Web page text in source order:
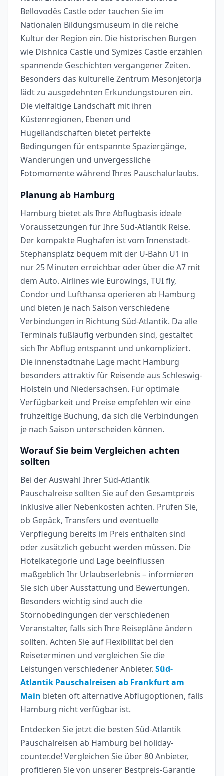
Bellovodës Castle oder tauchen Sie im
Nationalen Bildungsmuseum in die reiche
Kultur der Region ein. Die historischen Burgen
wie Dishnica Castle und Symizës Castle erzählen
spannende Geschichten vergangener Zeiten.
Besonders das kulturelle Zentrum Mësonjëtorja
lädt zu ausgedehnten Erkundungstouren ein.
Die vielfältige Landschaft mit ihren
Küstenregionen, Ebenen und
Hügellandschaften bietet perfekte
Bedingungen für entspannte Spaziergänge,
Wanderungen und unvergessliche
Fotomomente während Ihres Pauschalurlaubs.
Planung ab Hamburg
Hamburg bietet als Ihre Abflugbasis ideale
Voraussetzungen für Ihre Süd-Atlantik Reise.
Der kompakte Flughafen ist vom Innenstadt-
Stephansplatz bequem mit der U-Bahn U1 in
nur 25 Minuten erreichbar oder über die A7 mit
dem Auto. Airlines wie Eurowings, TUI fly,
Condor und Lufthansa operieren ab Hamburg
und bieten je nach Saison verschiedene
Verbindungen in Richtung Süd-Atlantik. Da alle
Terminals fußläufig verbunden sind, gestaltet
sich Ihr Abflug entspannt und unkompliziert.
Die innenstadtnahe Lage macht Hamburg
besonders attraktiv für Reisende aus Schleswig-
Holstein und Niedersachsen. Für optimale
Verfügbarkeit und Preise empfehlen wir eine
frühzeitige Buchung, da sich die Verbindungen
je nach Saison unterscheiden können.
Worauf Sie beim Vergleichen achten
sollten
Bei der Auswahl Ihrer Süd-Atlantik
Pauschalreise sollten Sie auf den Gesamtpreis
inklusive aller Nebenkosten achten. Prüfen Sie,
ob Gepäck, Transfers und eventuelle
Verpflegung bereits im Preis enthalten sind
oder zusätzlich gebucht werden müssen. Die
Hotelkategorie und Lage beeinflussen
maßgeblich Ihr Urlaubserlebnis – informieren
Sie sich über Ausstattung und Bewertungen.
Besonders wichtig sind auch die
Stornobedingungen der verschiedenen
Veranstalter, falls sich Ihre Reisepläne ändern
sollten. Achten Sie auf Flexibilität bei den
Reiseterminen und vergleichen Sie die
Leistungen verschiedener Anbieter. Süd-
Atlantik Pauschalreisen ab Frankfurt am
Main bieten oft alternative Abflugoptionen, falls
Hamburg nicht verfügbar ist.
Entdecken Sie jetzt die besten Süd-Atlantik
Pauschalreisen ab Hamburg bei holiday-
counter.de! Vergleichen Sie über 80 Anbieter,
profitieren Sie von unserer Bestpreis-Garantie